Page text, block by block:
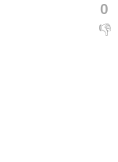
0
👎